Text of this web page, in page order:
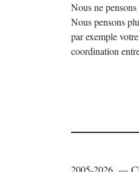
Nous ne
Nous pensons
par exemple
coordination
2005-2026 —